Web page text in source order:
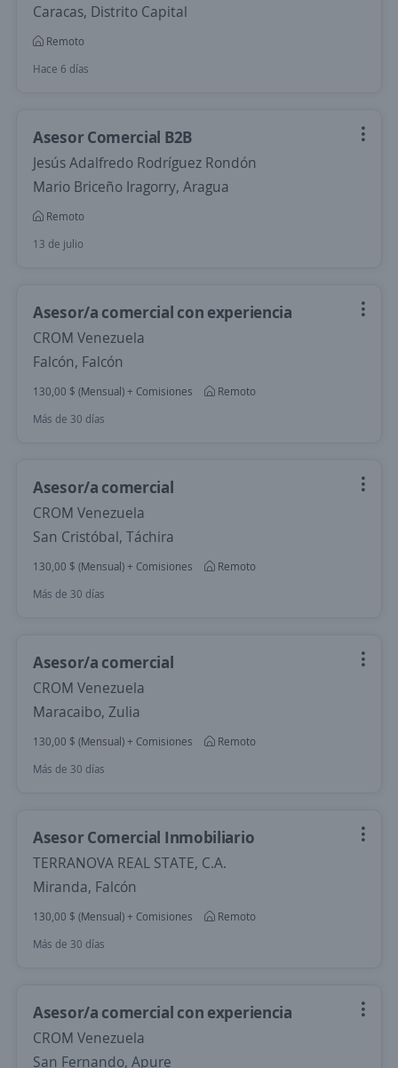
Caracas, Distrito Capital
Remoto
Hace 6 días
Asesor Comercial B2B
Jesús Adalfredo Rodríguez Rondón
Mario Briceño Iragorry, Aragua
Remoto
13 de julio
Asesor/a comercial con experiencia
CROM Venezuela
Falcón, Falcón
130,00 $ (Mensual) + Comisiones
Remoto
Más de 30 días
Asesor/a comercial
CROM Venezuela
San Cristóbal, Táchira
130,00 $ (Mensual) + Comisiones
Remoto
Más de 30 días
Asesor/a comercial
CROM Venezuela
Maracaibo, Zulia
130,00 $ (Mensual) + Comisiones
Remoto
Más de 30 días
Asesor Comercial Inmobiliario
TERRANOVA REAL STATE, C.A.
Miranda, Falcón
130,00 $ (Mensual) + Comisiones
Remoto
Más de 30 días
Asesor/a comercial con experiencia
CROM Venezuela
San Fernando, Apure